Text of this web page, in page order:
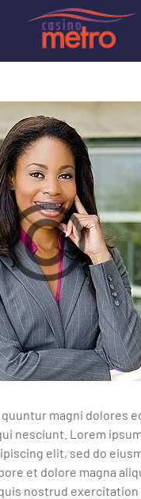
quuntur magni dolores
nesciunt. Lorem
elit, sed do
et dolore magna
nostrud